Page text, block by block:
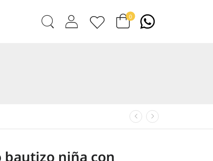
0
bautizo niña con